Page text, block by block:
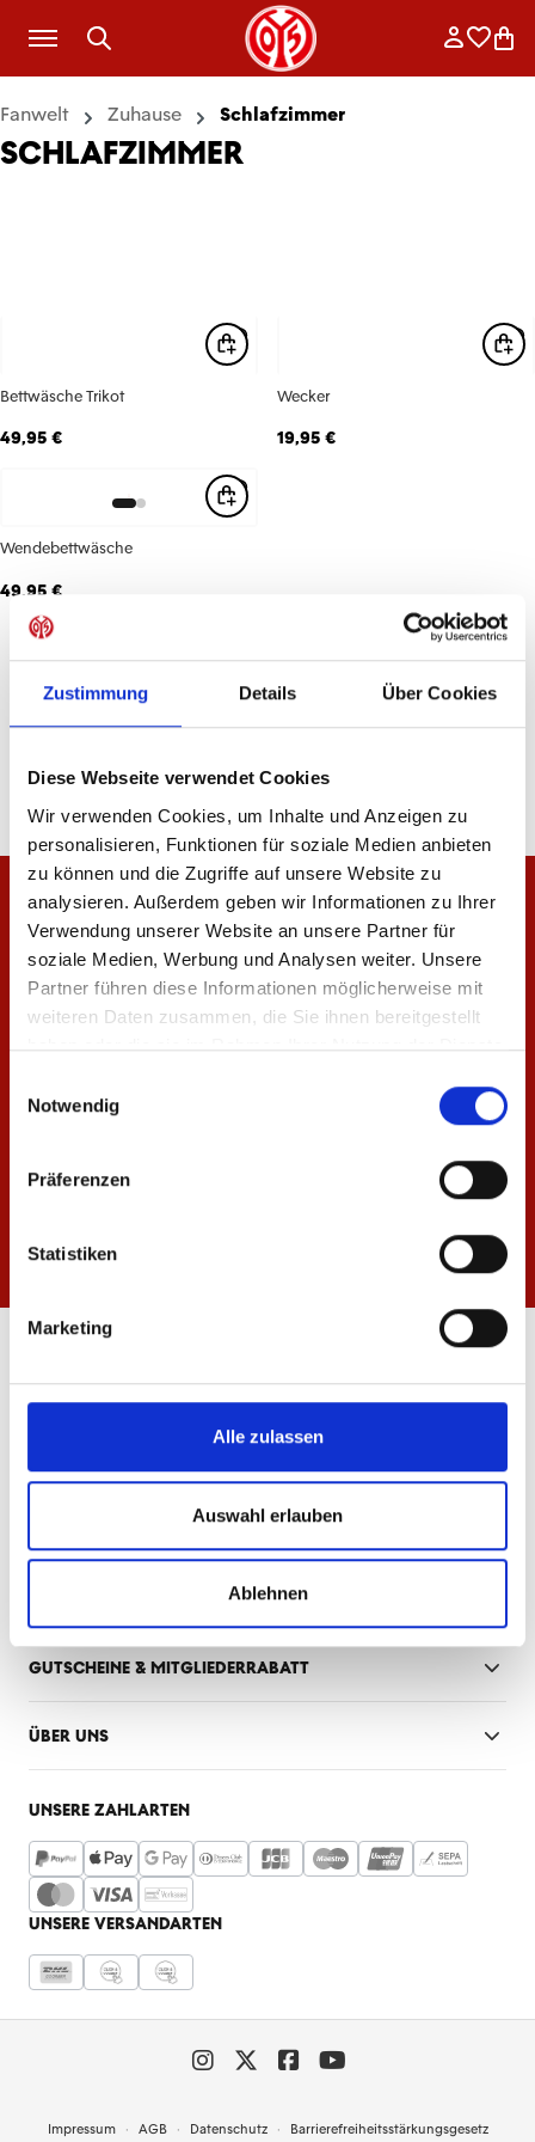
Zustimmung Details Über Cookies
Diese Webseite verwendet Cookies
Wir verwenden Cookies, um Inhalte und Anzeigen zu
personalisieren, Funktionen für soziale Medien anbieten
zu können und die Zugriffe auf unsere Website zu
analysieren. Außerdem geben wir Informationen zu Ihrer
Verwendung unserer Website an unsere Partner für
soziale Medien, Werbung und Analysen weiter. Unsere
Partner führen diese Informationen möglicherweise mit
weiteren Daten zusammen, die Sie ihnen bereitgestellt
haben oder die sie im Rahmen Ihrer Nutzung der Dienste
Notwendig
Präferenzen
Statistiken
Marketing
Alle zulassen
Auswahl erlauben
Ablehnen
Zum Hauptinhalt springen
Fanwelt Zuhause Schlafzimmer
SCHLAFZIMMER
Bettwäsche Trikot
49,95 €
Wecker
19,95 €
Wendebettwäsche
49,95 €
FANSHOP MEWA ARENA
Mo-Fr: 10:00 - 18:30 Uhr
Sa: 10:00 - 16:00 Uhr
INFORMATIONEN & SERVICE
GUTSCHEINE & MITGLIEDERRABATT
ÜBER UNS
UNSERE ZAHLARTEN
UNSERE VERSANDARTEN
Impressum AGB Datenschutz Barrierefreiheitsstärkungsgesetz